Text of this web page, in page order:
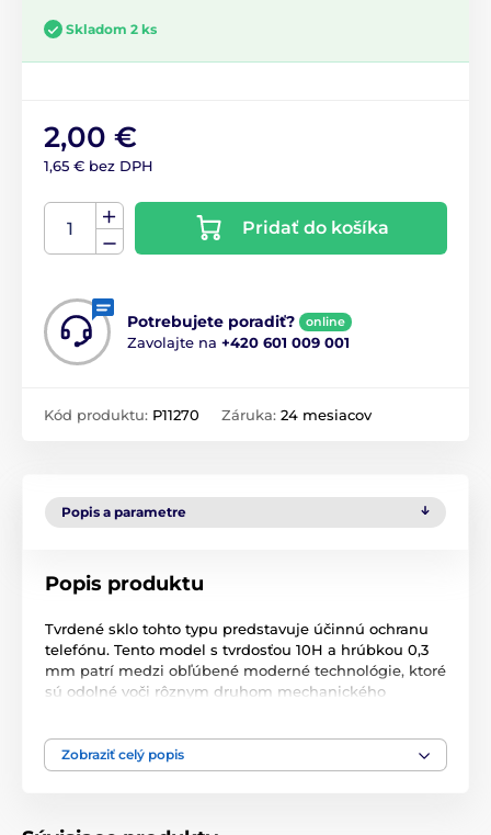
Skladom 2 ks
2,00 €
1,65 € bez DPH
Pridať do košíka
Potrebujete poradiť? online
Zavolajte na +420 601 009 001
Kód produktu: P11270 Záruka: 24 mesiacov
Popis a parametre
Popis produktu
Tvrdené sklo tohto typu predstavuje účinnú ochranu
telefónu. Tento model s tvrdosťou 10H a hrúbkou 0,3
mm patrí medzi obľúbené moderné technológie, ktoré
sú odolné voči rôznym druhom mechanického
nárazom a mechanickému poškodeniu.
Zobraziť celý popis